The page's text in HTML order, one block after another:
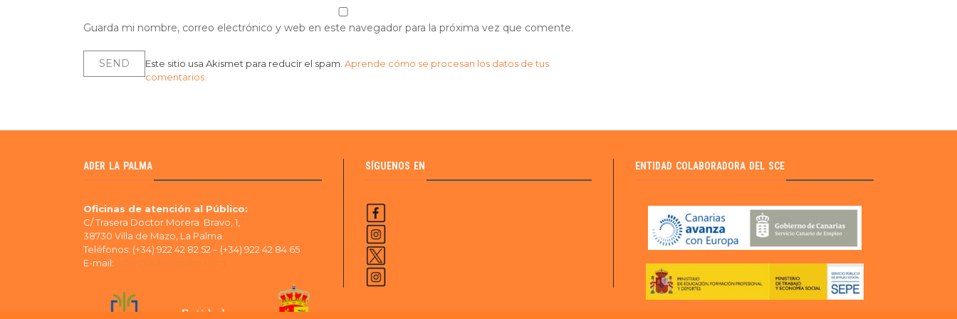
Guarda mi nombre, correo electrónico y web en este navegador para la próxima vez que comente.
Este sitio usa Akismet para reducir el spam. Aprende cómo se procesan los datos de tus
comentarios.
ADER LA PALMA
Oficinas de atención al Público:
C/ Trasera Doctor Morera Bravo, 1,
38730 Villa de Mazo, La Palma.
Teléfonos: (+34) 922 42 82 52 – (+34) 922 42 84 65
E-mail:
SÍGUENOS EN ENTIDAD COLABORADORA DEL SCE